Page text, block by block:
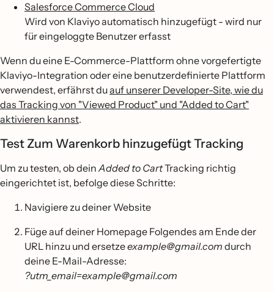
Salesforce Commerce Cloud
Wird von Klaviyo automatisch hinzugefügt - wird nur
für eingeloggte Benutzer erfasst
Wenn du eine E-Commerce-Plattform ohne vorgefertigte
Klaviyo-Integration oder eine benutzerdefinierte Plattform
verwendest, erfährst duauf unserer Developer-Site, wie du
das Tracking von "Viewed Product" und "Added to Cart"
aktivieren kannst.
Test Zum Warenkorb hinzugefügt Tracking
Um zu testen, ob deinAdded to CartTracking richtig
eingerichtet ist, befolge diese Schritte:
Navigiere zu deiner Website
Füge auf deiner Homepage Folgendes am Ende der
URL hinzu und ersetzeexample@gmail.com durch
deine E-Mail-Adresse:
?utm_email=example@gmail.com